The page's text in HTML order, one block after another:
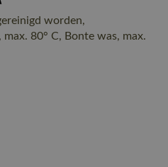
worden,
80° C, Bonte was, max.